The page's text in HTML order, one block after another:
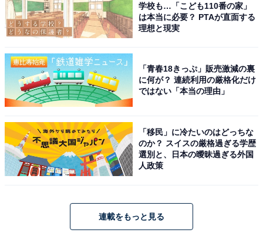
こちらもおすすめ
好き＆行ってみたい「長野県の寺社仏閣」ラン
学校も…「こども110番の家」
は本当に必要？ PTAが直面する
理想と現実
「青春18きっぷ」販売激減の裏
に何が？ 連続利用の厳格化だけ
ではない「本当の理由」
「移民」に冷たいのはどっちな
のか？ スイスの厳格過ぎる学歴
選別と、日本の曖昧過ぎる外国
人政策
連載をもっと見る